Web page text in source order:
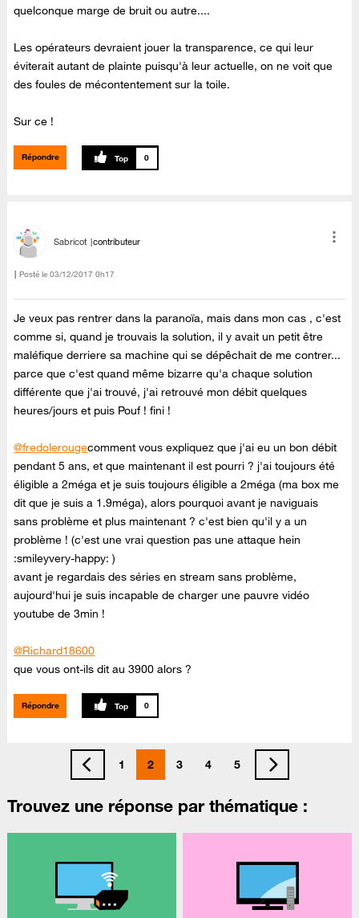
quelconque marge de bruit ou autre....
Les opérateurs devraient jouer la transparence, ce qui leur
éviterait autant de plainte puisqu'à leur actuelle, on ne voit que
des foules de mécontentement sur la toile.
Sur ce !
Répondre 0
Sabricot contributeur
Posté le ‎03/12/2017 0h17
Je veux pas rentrer dans la paranoïa, mais dans mon cas , c'est
comme si, quand je trouvais la solution, il y avait un petit être
maléfique derriere sa machine qui se dépêchait de me contrer...
parce que c'est quand même bizarre qu'a chaque solution
différente que j'ai trouvé, j'ai retrouvé mon débit quelques
heures/jours et puis Pouf ! fini !
@fredolerougecomment vous expliquez que j'ai eu un bon débit
pendant 5 ans, et que maintenant il est pourri ? j'ai toujours été
éligible a 2méga et je suis toujours éligible a 2méga (ma box me
dit que je suis a 1.9méga), alors pourquoi avant je naviguais
sans problème et plus maintenant ? c'est bien qu'il y a un
problème ! (c'est une vrai question pas une attaque hein
:smileyvery-happy: )
avant je regardais des séries en stream sans problème,
aujourd'hui je suis incapable de charger une pauvre vidéo
youtube de 3min !
@Richard18600
que vous ont-ils dit au 3900 alors ?
Répondre 0
1 2 3 4 5
Trouvez une réponse par thématique :